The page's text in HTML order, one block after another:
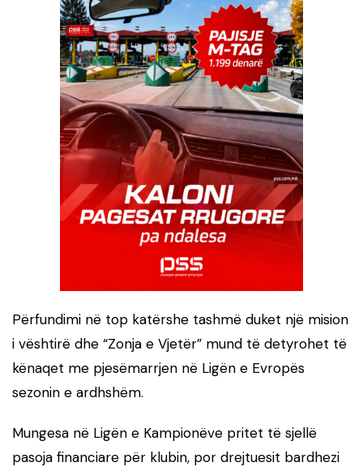
Përfundimi në top katërshe tashmë duket një mision
i vështirë dhe “Zonja e Vjetër” mund të detyrohet të
kënaqet me pjesëmarrjen në Ligën e Evropës
sezonin e ardhshëm.
Mungesa në Ligën e Kampionëve pritet të sjellë
pasoja financiare për klubin, por drejtuesit bardhezi